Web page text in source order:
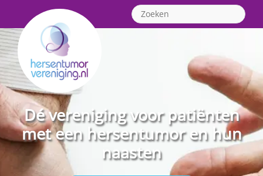
Dé vereniging voor patiënten
met een hersentumor en hun
naasten